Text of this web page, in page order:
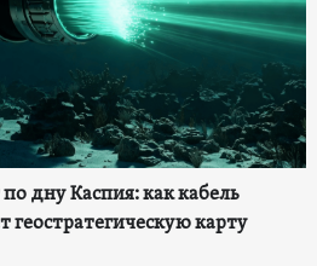
дну Каспия: как кабель
карту